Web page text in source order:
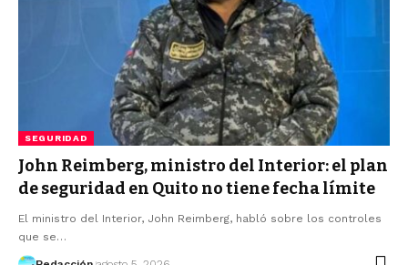
SEGURIDAD
John Reimberg, ministro del Interior: el plan
de seguridad en Quito no tiene fecha límite
El ministro del Interior, John Reimberg, habló sobre los controles
que se…